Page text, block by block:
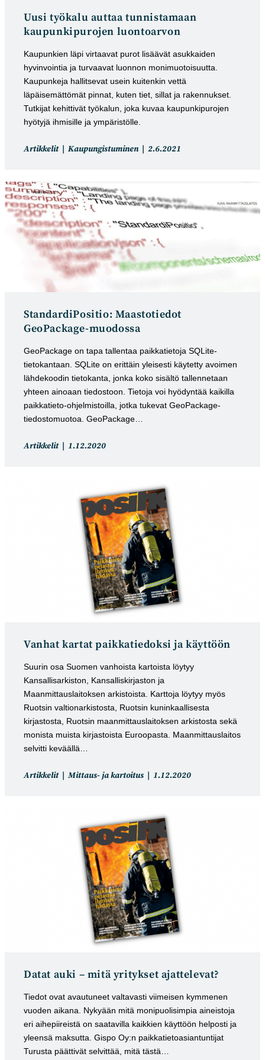
Uusi työkalu auttaa tunnistamaan
kaupunkipurojen luontoarvon
Kaupunkien läpi virtaavat purot lisäävät asukkaiden
hyvinvointia ja turvaavat luonnon monimuotoisuutta.
Kaupunkeja hallitsevat usein kuitenkin vettä
läpäisemättömät pinnat, kuten tiet, sillat ja rakennukset.
Tutkijat kehittivät työkalun, joka kuvaa kaupunkipurojen
hyötyjä ihmisille ja ympäristölle.
Artikkelin
Artikkelit Kaupungistuminen
Artikkeli
2.6.2021
StandardiPositio: Maastotiedot
GeoPackage-muodossa
GeoPackage on tapa tallentaa paikkatietoja SQLite-
tietokantaan. SQLite on erittäin yleisesti käytetty avoimen
lähdekoodin tietokanta, jonka koko sisältö tallennetaan
yhteen ainoaan tiedostoon. Tietoja voi hyödyntää kaikilla
paikkatieto-ohjelmistoilla, jotka tukevat GeoPackage-
tiedostomuotoa. GeoPackage…
Artikkelin
Artikkelit
Artikkeli
1.12.2020
Vanhat kartat paikkatiedoksi ja käyttöön
Suurin osa Suomen vanhoista kartoista löytyy
Kansallisarkiston, Kansalliskirjaston ja
Maanmittauslaitoksen arkistoista. Karttoja löytyy myös
Ruotsin valtionarkistosta, Ruotsin kuninkaallisesta
kirjastosta, Ruotsin maanmittauslaitoksen arkistosta sekä
monista muista kirjastoista Euroopasta. Maanmittauslaitos
selvitti keväällä…
Artikkelin
Artikkelit Mittaus- ja kartoitus
Artikkeli
1.12.2020
Datat auki – mitä yritykset ajattelevat?
Tiedot ovat avautuneet valtavasti viimeisen kymmenen
vuoden aikana. Nykyään mitä monipuolisimpia aineistoja
eri aihepiireistä on saatavilla kaikkien käyttöön helposti ja
yleensä maksutta. Gispo Oy:n paikkatietoasiantuntijat
Turusta päättivät selvittää, mitä tästä…